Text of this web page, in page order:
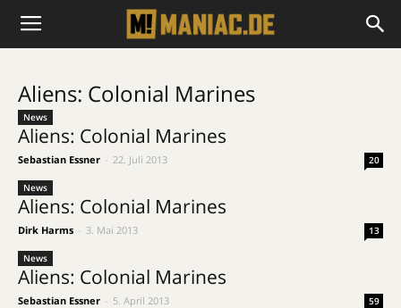
Aliens: Colonial Marines
News
Aliens: Colonial Marines
Sebastian Essner 22. Juli 2013 20
News
Aliens: Colonial Marines
Dirk Harms 3. Mai 2013 13
News
Aliens: Colonial Marines
Sebastian Essner 5. April 2013 59